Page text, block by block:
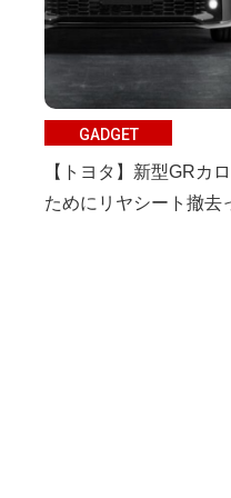
GADGET
【トヨタ】新型GRカ
ためにリヤシート撤去